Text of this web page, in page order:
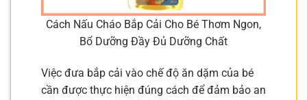
Cách Nấu Cháo Bắp Cải Cho Bé Thơm Ngon,
Bổ Dưỡng Đầy Đủ Dưỡng Chất
Việc đưa bắp cải vào chế độ ăn dặm của bé
cần được thực hiện đúng cách để đảm bảo an